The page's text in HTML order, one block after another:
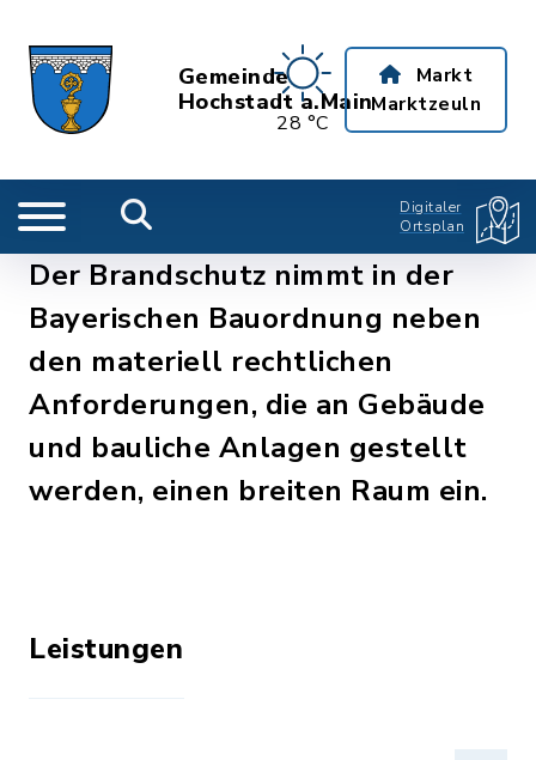
Gemeinde
Hochstadt a.Main
28 °C
Markt
Marktzeuln
Digitaler
Ortsplan
Der Brandschutz nimmt in der
Bayerischen Bauordnung neben
den materiell rechtlichen
Anforderungen, die an Gebäude
und bauliche Anlagen gestellt
werden, einen breiten Raum ein.
Leistungen